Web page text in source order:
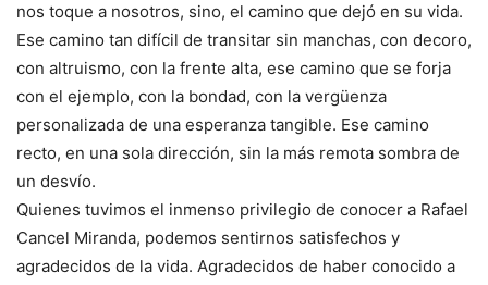
nos toque a nosotros, sino, el camino que dejó en su vida.
Ese camino tan difícil de transitar sin manchas, con decoro,
con altruismo, con la frente alta, ese camino que se forja
con el ejemplo, con la bondad, con la vergüenza
personalizada de una esperanza tangible. Ese camino
recto, en una sola dirección, sin la más remota sombra de
un desvío.
Quienes tuvimos el inmenso privilegio de conocer a Rafael
Cancel Miranda, podemos sentirnos satisfechos y
agradecidos de la vida. Agradecidos de haber conocido a